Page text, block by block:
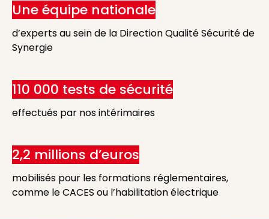
Une équipe nationale
d’experts au sein de la Direction Qualité Sécurité de
Synergie
110 000 tests de sécurité
effectués par nos intérimaires
2,2 millions d’euros
mobilisés pour les formations réglementaires,
comme le CACES ou l’habilitation électrique